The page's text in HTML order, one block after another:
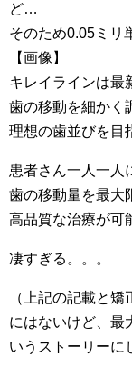
ど…
そのため0.05ミリ
【画像】
キレイラインは最
歯の移動を細かく
理想の歯並びを目
患者さん一人一人
歯の移動量を最大
高品質な治療が可
凄すぎる。。。
（上記の記載と
にはないけど、最
いうストーリーに